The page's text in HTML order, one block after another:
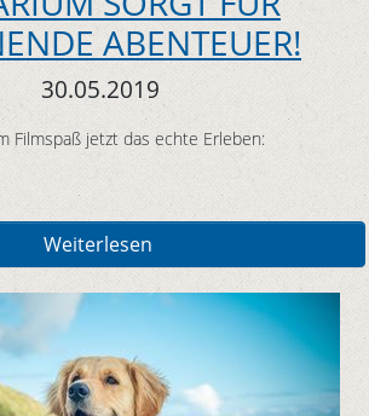
ABENTEUER!
30.05.2019
Filmspaß jetzt das echte Erleben:
Weiterlesen